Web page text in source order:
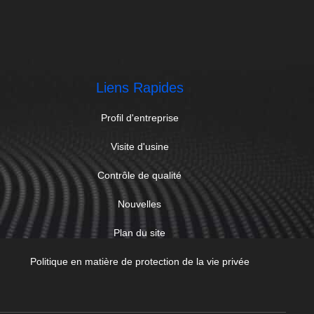
Liens Rapides
Profil d'entreprise
Visite d'usine
Contrôle de qualité
Nouvelles
Plan du site
Politique en matière de protection de la vie privée